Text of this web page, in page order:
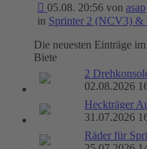
05.08. 20:56 von asap
in Sprinter 2 (NCV3) &
Die neuesten Einträge
Biete
2
02.08.2026
Heckträger
31.07.2026
Räder für